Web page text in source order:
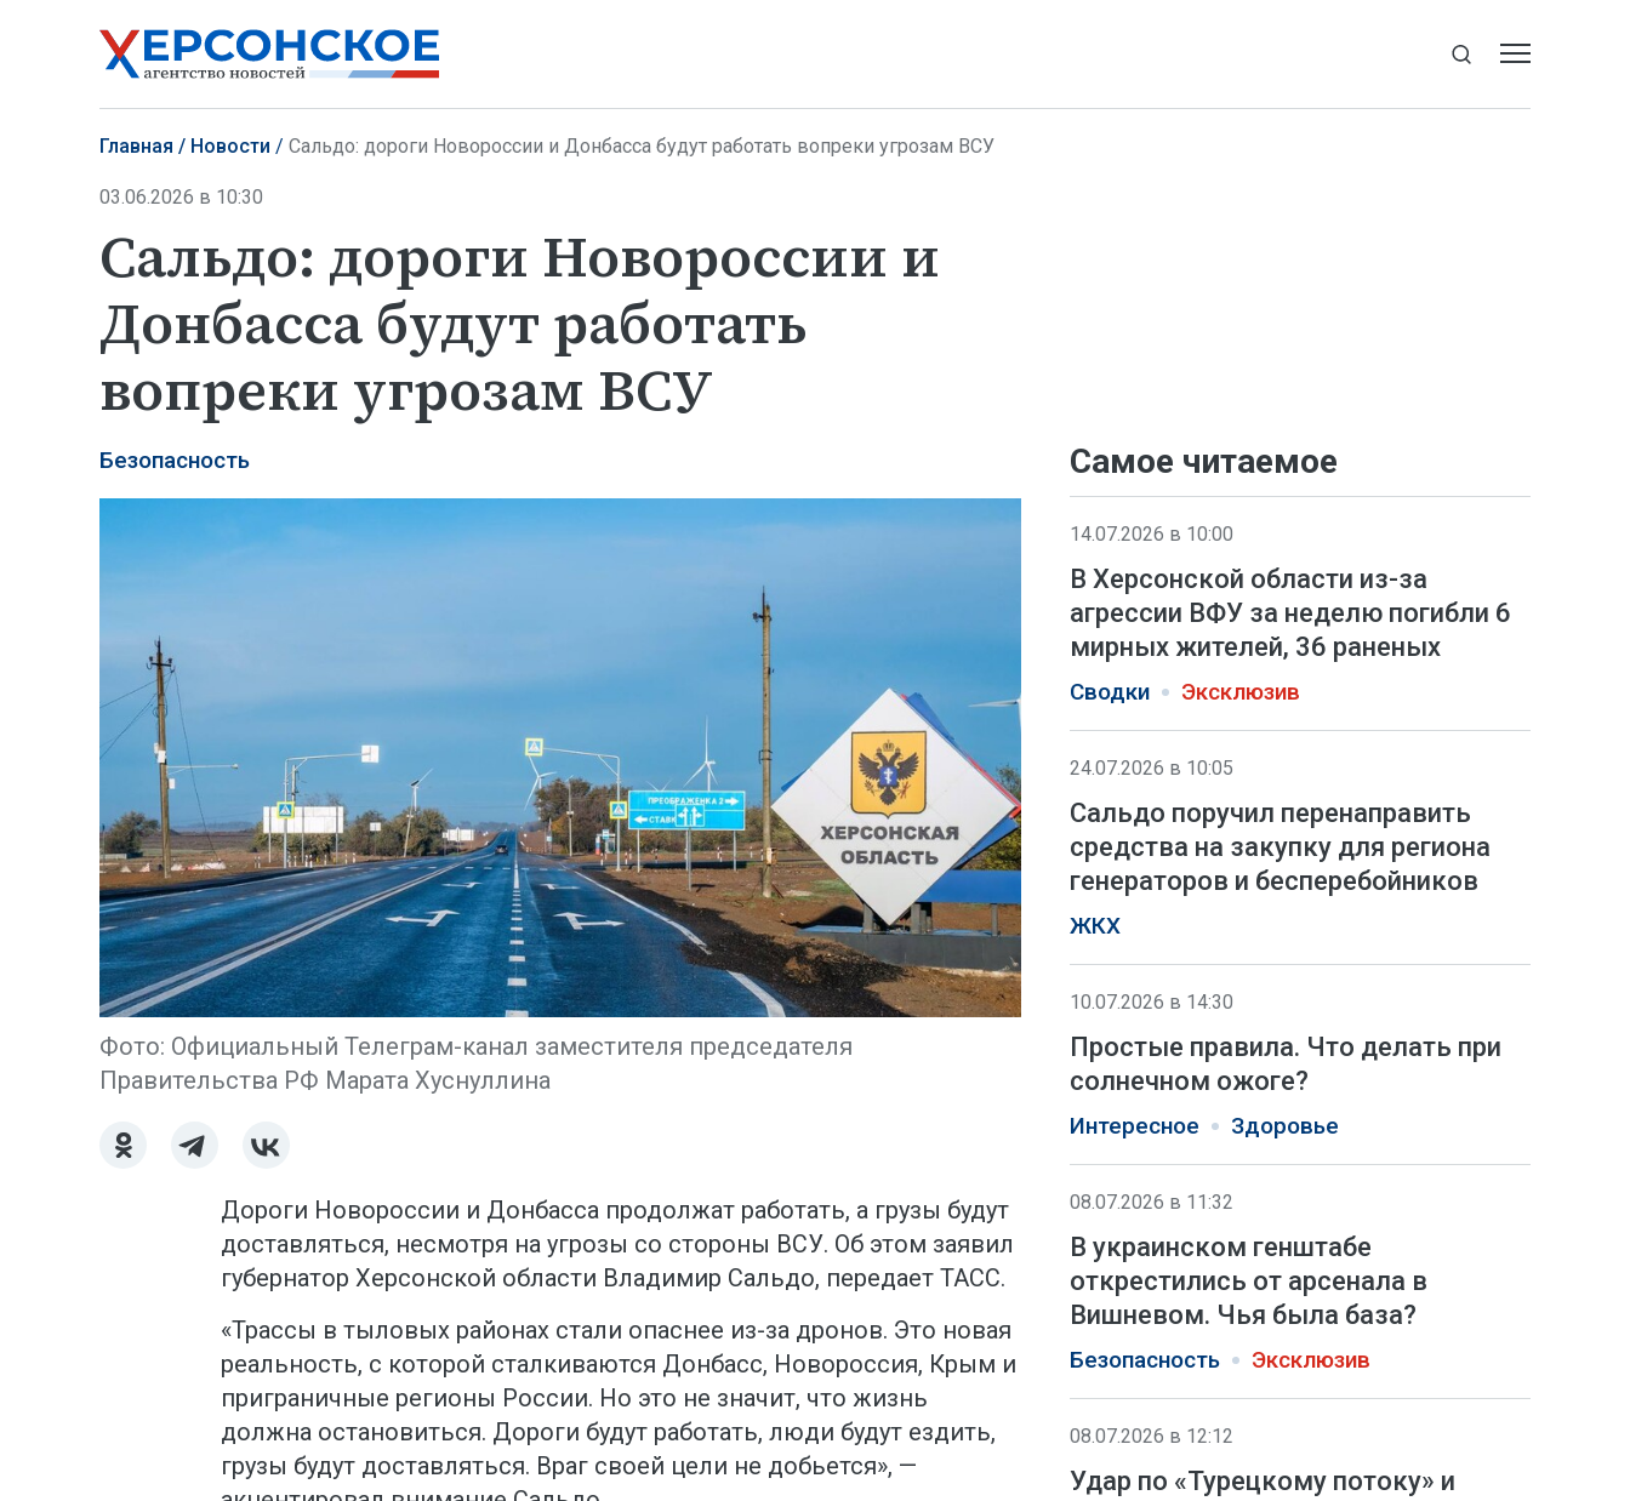
Главная Новости Сальдо: дороги Новороссии и Донбасса будут работать вопреки угрозам ВСУ
03.06.2026 в 10:30
Сальдо: дороги Новороссии и
Донбасса будут работать
вопреки угрозам ВСУ
Безопасность
Фото: Официальный Телеграм-канал заместителя председателя
Правительства РФ Марата Хуснуллина
Дороги Новороссии и Донбасса продолжат работать, а грузы будут
доставляться, несмотря на угрозы со стороны ВСУ. Об этом заявил
губернатор Херсонской области Владимир Сальдо, передает ТАСС.
«Трассы в тыловых районах стали опаснее из-за дронов. Это новая
реальность, с которой сталкиваются Донбасс, Новороссия, Крым и
приграничные регионы России. Но это не значит, что жизнь
должна остановиться. Дороги будут работать, люди будут ездить,
грузы будут доставляться. Враг своей цели не добьется», —
Самое читаемое
14.07.2026 в 10:00
В Херсонской области из-за
агрессии ВФУ за неделю погибли 6
мирных жителей, 36 раненых
Сводки Эксклюзив
24.07.2026 в 10:05
Сальдо поручил перенаправить
средства на закупку для региона
генераторов и бесперебойников
ЖКХ
10.07.2026 в 14:30
Простые правила. Что делать при
солнечном ожоге?
Интересное Здоровье
08.07.2026 в 11:32
В украинском генштабе
открестились от арсенала в
Вишневом. Чья была база?
Безопасность Эксклюзив
08.07.2026 в 12:12
Удар по «Турецкому потоку» и